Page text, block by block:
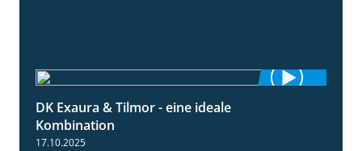
DK Exaura & Tilmor - eine ideale
Kombination
17.10.2025